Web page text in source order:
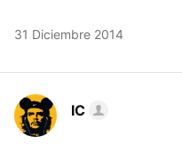
31 Diciembre 2014
IC